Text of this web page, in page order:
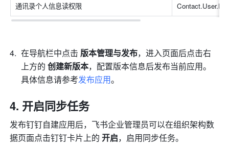
通讯录个人信息读权限
在导航栏中点击 版本管理与发布，进入页面后点击右
上方的 创建新版本，配置版本信息后发布当前应用。
具体信息请参考发布应用。
开启同步任务
发布钉钉自建应用后，飞书企业管理员可以在组织架构数
据页面点击钉钉卡片上的 开启，启用同步任务。